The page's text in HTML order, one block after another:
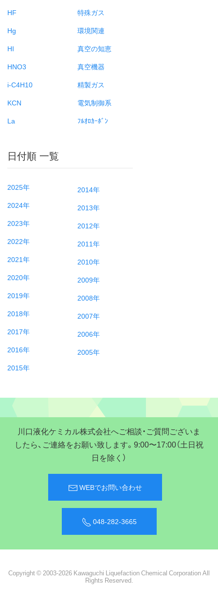
HF
Hg
HI
HNO3
i-C4H10
KCN
La
特殊ガス
環境関連
真空の知恵
真空機器
精製ガス
電気制御系
ﾌﾙｵﾛｶｰﾎﾞﾝ
日付順 一覧
2025年
2024年
2023年
2022年
2021年
2020年
2019年
2018年
2017年
2016年
2015年
2014年
2013年
2012年
2011年
2010年
2009年
2008年
2007年
2006年
2005年
川口液化ケミカル株式会社へご相談・ご質問ございま
したら、ご連絡をお願い致します。9:00〜17:00（土日祝
日を除く）
WEBでお問い合わせ
048-282-3665
Copyright © 2003-2026 Kawaguchi Liquefaction Chemical Corporation All
Rights Reserved.